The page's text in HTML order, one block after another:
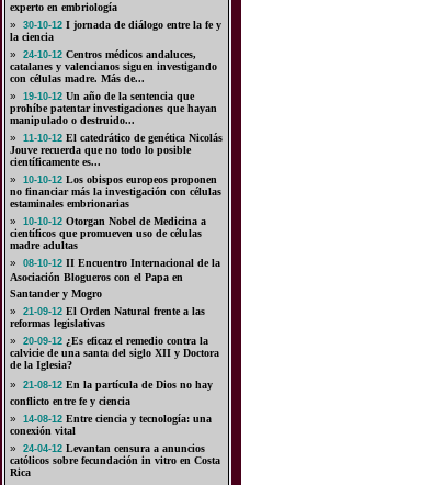
experto en embriología
»
30-10-12I jornada de diálogo entre la fe y
la ciencia
»
24-10-12Centros médicos andaluces,
catalanes y valencianos siguen investigando
con células madre. Más de...
»
19-10-12Un año de la sentencia que
prohíbe patentar investigaciones que hayan
manipulado o destruido...
»
11-10-12El catedrático de genética Nicolás
Jouve recuerda que no todo lo posible
científicamente es...
»
10-10-12Los obispos europeos proponen
no financiar más la investigación con células
estaminales embrionarias
»
10-10-12Otorgan Nobel de Medicina a
científicos que promueven uso de células
madre adultas
»
08-10-12II Encuentro Internacional de la
Asociación Blogueros con el Papa en
Santander y Mogro
»
21-09-12El Orden Natural frente a las
reformas legislativas
»
20-09-12¿Es eficaz el remedio contra la
calvicie de una santa del siglo XII y Doctora
de la Iglesia?
»
21-08-12En la partícula de Dios no hay
conflicto entre fe y ciencia
»
14-08-12Entre ciencia y tecnología: una
conexión vital
»
24-04-12Levantan censura a anuncios
católicos sobre fecundación in vitro en Costa
Rica